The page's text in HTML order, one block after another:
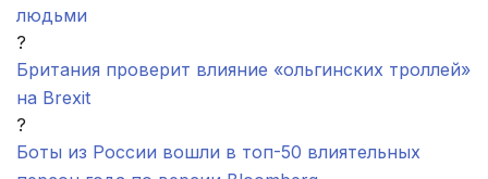
людьми
?
Британия проверит влияние «ольгинских троллей»
на Brexit
?
Боты из России вошли в топ-50 влиятельных